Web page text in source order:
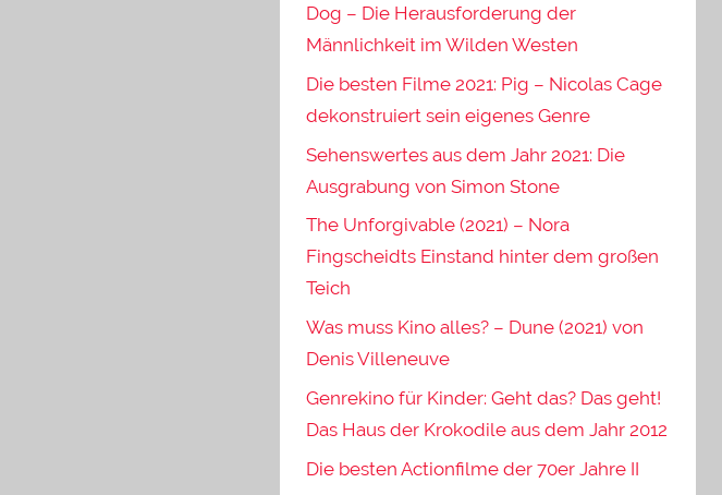
Dog – Die Herausforderung der
Männlichkeit im Wilden Westen
Die besten Filme 2021: Pig – Nicolas Cage
dekonstruiert sein eigenes Genre
Sehenswertes aus dem Jahr 2021: Die
Ausgrabung von Simon Stone
The Unforgivable (2021) – Nora
Fingscheidts Einstand hinter dem großen
Teich
Was muss Kino alles? – Dune (2021) von
Denis Villeneuve
Genrekino für Kinder: Geht das? Das geht!
Das Haus der Krokodile aus dem Jahr 2012
Die besten Actionfilme der 70er Jahre II